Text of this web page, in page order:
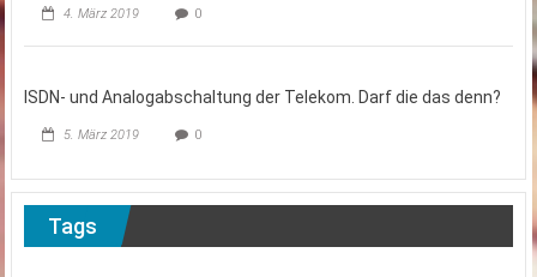
4. März 2019 0
ISDN- und Analogabschaltung der Telekom. Darf die das denn?
5. März 2019 0
Tags